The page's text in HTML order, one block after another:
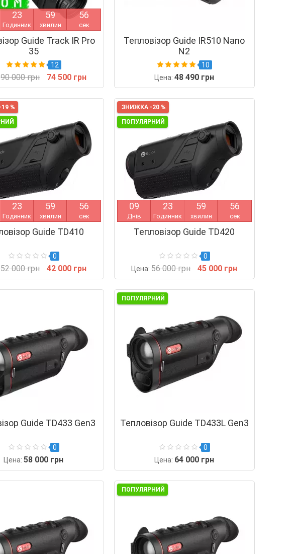
23
Годинник
59
хвилин
55
сек
Guide Track IR Pro
35
12
90 000 грн 74 500 грн
Тепловізор Guide IR510 Nano
N2
10
Цена:48 490 грн
%
23
Годинник
59
хвилин
55
сек
Guide TD410
0
52 000 грн 42 000 грн
ЗНИЖКА -20 %
ПОПУЛЯРНИЙ
09
Днів
23
Годинник
59
хвилин
55
сек
Тепловізор Guide TD420
0
Цена:56 000 грн 45 000 грн
Guide TD433 Gen3
0
Цена:58 000 грн
ПОПУЛЯРНИЙ
Тепловізор Guide TD433L Gen3
0
Цена: 64 000 грн
ПОПУЛЯРНИЙ